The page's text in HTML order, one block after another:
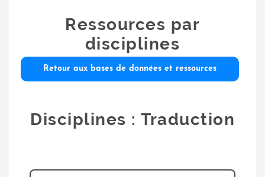
Ressources par
disciplines
Retour aux bases de données et ressources
Disciplines : Traduction